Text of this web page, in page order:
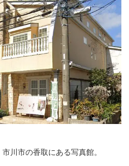
川市の香取にある写真館。